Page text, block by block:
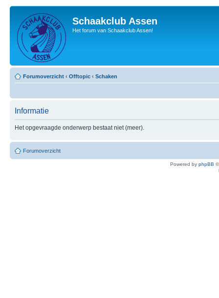
Schaakclub Assen
Het forum van Schaakclub Assen!
Forumoverzicht ‹ Offtopic ‹ Schaken
Informatie
Het opgevraagde onderwerp bestaat niet (meer).
Forumoverzicht
Powered by phpBB